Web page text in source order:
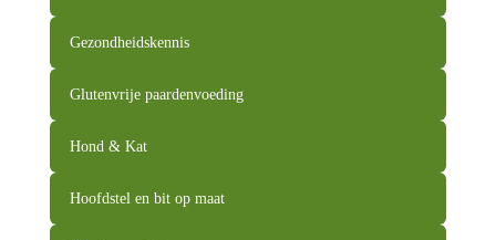
Gezondheidskennis
Glutenvrije paardenvoeding
Hond & Kat
Hoofdstel en bit op maat